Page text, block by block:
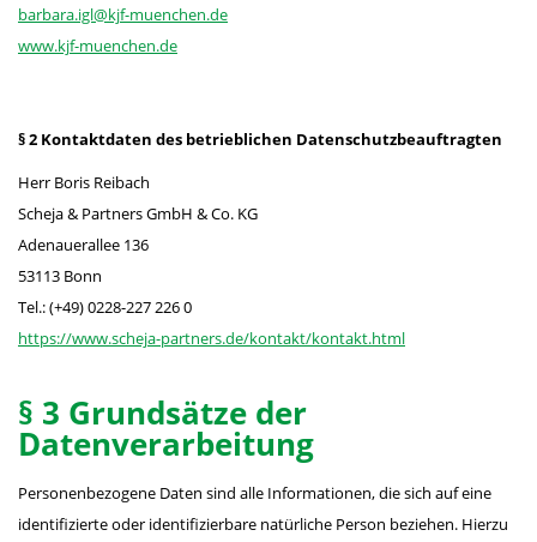
barbara.igl@kjf-muenchen.de
www.kjf-muenchen.de
§ 2 Kontaktdaten des betrieblichen Datenschutzbeauftragten
Herr Boris Reibach
Scheja & Partners GmbH & Co. KG
Adenauerallee 136
53113 Bonn
Tel.: (+49) 0228-227 226 0
https://www.scheja-partners.de/kontakt/kontakt.html
§ 3 Grundsätze der
Datenverarbeitung
Personenbezogene Daten sind alle Informationen, die sich auf eine
identifizierte oder identifizierbare natürliche Person beziehen. Hierzu